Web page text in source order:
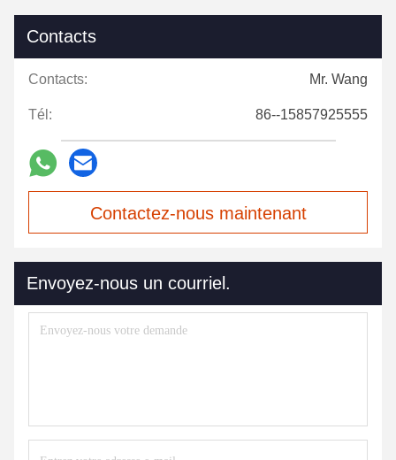
Contacts
Contacts: Mr. Wang
Tél: 86--15857925555
Contactez-nous maintenant
Envoyez-nous un courriel.